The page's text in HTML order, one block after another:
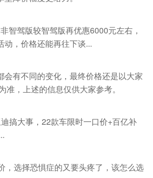
智驾版较智驾版再优惠6000元左右，
动，价格还能再往下谈...
会有不同的变化，最终价格还是以大家
准，上述的信息仅供大家参考。
，选择恐惧症的又要头疼了，该怎么选